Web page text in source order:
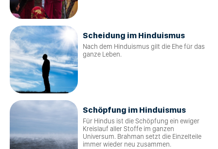
Scheidung im Hinduismus
Nach dem Hinduismus gilt die Ehe für das
ganze Leben.
Schöpfung im Hinduismus
Für Hindus ist die Schöpfung ein ewiger
Kreislauf aller Stoffe im ganzen
Universum. Brahman setzt die Einzelteile
immer wieder neu zusammen.